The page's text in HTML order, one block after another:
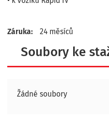
Záruka: 24 měsíců
Soubory ke
Žádné soubory